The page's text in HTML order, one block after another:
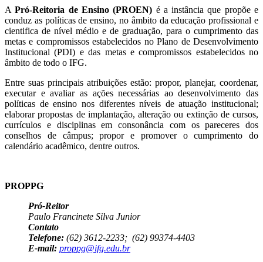
APró-Reitoria de Ensino (PROEN) é a instância que propõe e
conduz as políticas de ensino, no âmbito da educação profissional e
cientifica de nível médio e de graduação, para o cumprimento das
metas e compromissos estabelecidos no Plano de Desenvolvimento
Institucional (PDI) e das metas e compromissos estabelecidos no
âmbito de todo o IFG.
Entre suas principais atribuições estão: propor, planejar, coordenar,
executar e avaliar as ações necessárias ao desenvolvimento das
políticas de ensino nos diferentes níveis de atuação institucional;
elaborar propostas de implantação, alteração ou extinção de cursos,
currículos e disciplinas em consonância com os pareceres dos
conselhos de câmpus; propor e promover o cumprimento do
calendário acadêmico, dentre outros.
PROPPG
Pró-Reitor
Paulo Francinete Silva Junior
Contato
Telefone: (62) 3612-2233; (62) 99374-4403
E-mail: proppg@ifg.edu.br